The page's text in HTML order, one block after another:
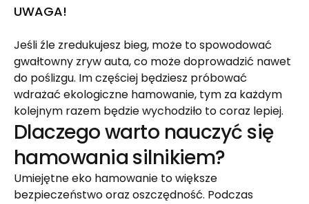
UWAGA!
Jeśli źle zredukujesz bieg, może to spowodować
gwałtowny zryw auta, co może doprowadzić nawet
do poślizgu. Im częściej będziesz próbować
wdrażać ekologiczne hamowanie, tym za każdym
kolejnym razem będzie wychodziło to coraz lepiej.
Dlaczego warto nauczyć się
hamowania silnikiem?
Umiejętne eko hamowanie to większe
bezpieczeństwo oraz oszczędność. Podczas